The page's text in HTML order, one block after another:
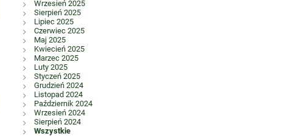
Wrzesień 2025
Sierpień 2025
Lipiec 2025
Czerwiec 2025
Maj 2025
Kwiecień 2025
Marzec 2025
Luty 2025
Styczeń 2025
Grudzień 2024
Listopad 2024
Październik 2024
Wrzesień 2024
Sierpień 2024
Wszystkie